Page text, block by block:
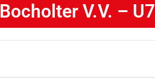
Bocholter V.V. – U7